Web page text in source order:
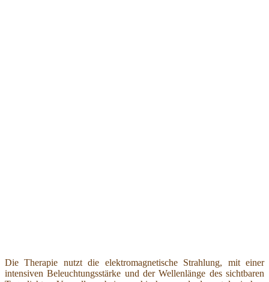
Die Therapie nutzt die elektromagnetische Strahlung, mit einer
intensiven Beleuchtungsstärke und der Wellenlänge des sichtbaren